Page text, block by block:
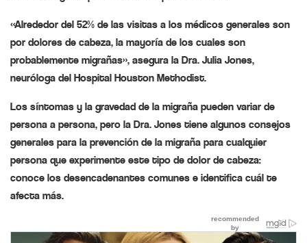
«Alrededor del 52% de las visitas a los médicos generales son
por dolores de cabeza, la mayoría de los cuales son
probablemente migrañas», asegura la Dra. Julia Jones,
neuróloga del Hospital Houston Methodist.
Los síntomas y la gravedad de la migraña pueden variar de
persona a persona, pero la Dra. Jones tiene algunos consejos
generales para la prevención de la migraña para cualquier
persona que experimente este tipo de dolor de cabeza:
conoce los desencadenantes comunes e identifica cuál te
afecta más.